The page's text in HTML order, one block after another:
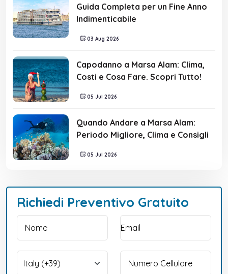
Guida Completa per un Fine Anno
Indimenticabile
03 Aug 2026
Capodanno a Marsa Alam: Clima,
Costi e Cosa Fare. Scopri Tutto!
05 Jul 2026
Quando Andare a Marsa Alam:
Periodo Migliore, Clima e Consigli
05 Jul 2026
Richiedi Preventivo Gratuito